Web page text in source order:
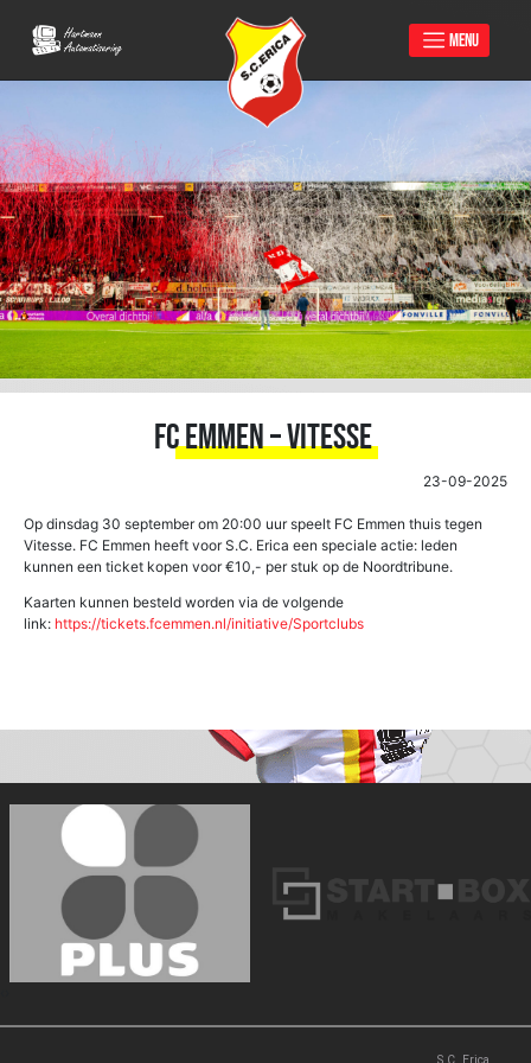
content
MENU
FC Emmen – Vitesse
23-09-2025
Op dinsdag 30 september om 20:00 uur speelt FC Emmen thuis tegen
Vitesse. FC Emmen heeft voor S.C. Erica een speciale actie: leden
kunnen een ticket kopen voor €10,- per stuk op de Noordtribune.
Kaarten kunnen besteld worden via de volgende
link: https://tickets.fcemmen.nl/initiative/Sportclubs
S.C. Erica